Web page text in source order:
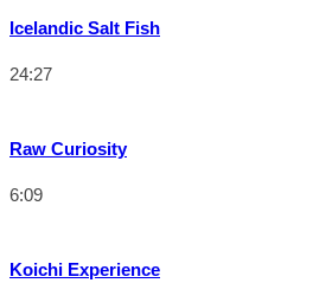
Icelandic Salt Fish
24:27
Raw Curiosity
6:09
Koichi Experience